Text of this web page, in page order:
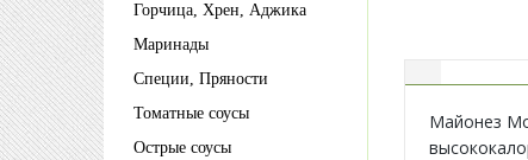
Горчица, Хрен, Аджика
Маринады
Специи, Пряности
Томатные соусы
Острые соусы
Майонез